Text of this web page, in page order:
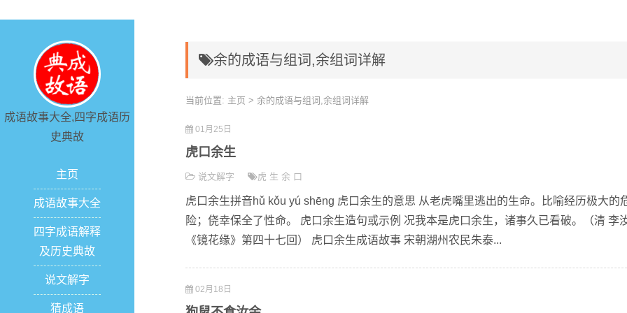
成语故事大全,四字成语历
史典故
主页
成语故事大全
四字成语解释
及历史典故
说文解字
猜成语
余的成语与组词,余组词详解
当前位置: 主页 > 余的成语与组词,余组词详解
01月25日
虎口余生
说文解字 虎 生 余 口
虎口余生拼音hǔ kǒu yú shēng 虎口余生的意思 从老虎嘴里逃出的生命。比喻经历极大的
险；侥幸保全了性命。 虎口余生造句或示例 况我本是虎口余生，诸事久已看破。（清 李
《镜花缘》第四十七回） 虎口余生成语故事 宋朝湖州农民朱泰...
02月18日